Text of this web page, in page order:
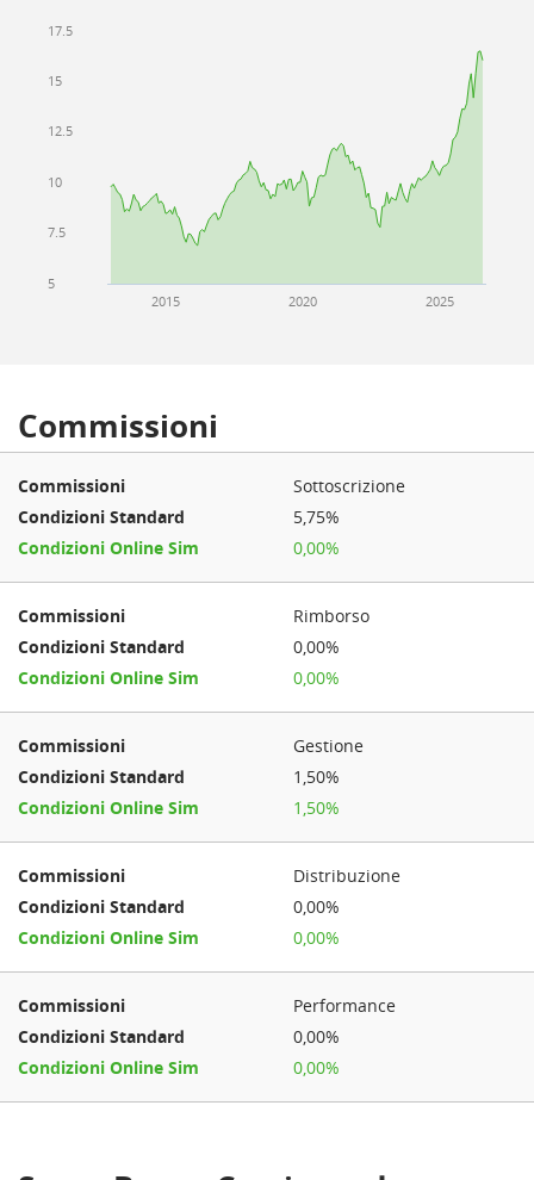
2015 2020 2025
5
7.5
10
12.5
15
17.5
Commissioni
Sottoscrizione
5,75%
0,00%
Rimborso
0,00%
0,00%
Gestione
1,50%
1,50%
Distribuzione
0,00%
0,00%
Performance
0,00%
0,00%